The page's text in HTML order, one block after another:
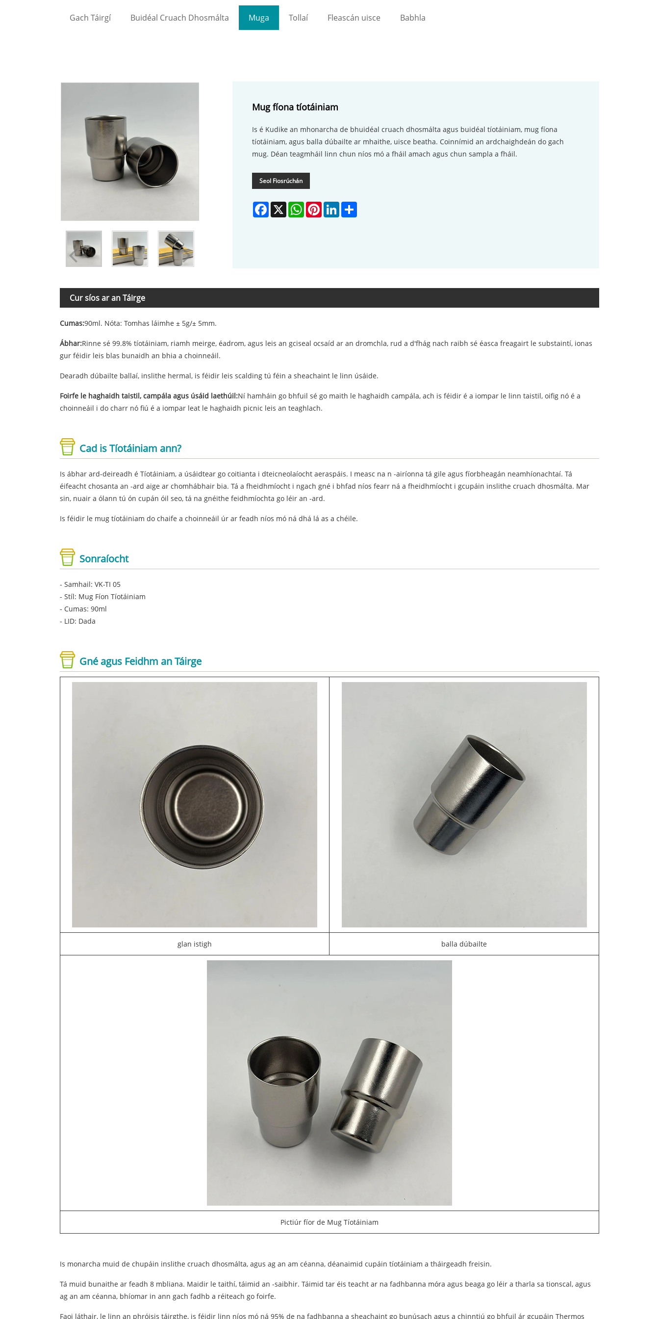
Gach Táirgí Buidéal Cruach Dhosmálta Muga Tollaí Fleascán uisce Babhla
Mug fíona tíotáiniam
Is é Kudike an mhonarcha de bhuidéal cruach dhosmálta agus buidéal tíotáiniam, mug fíona
tíotáiniam, agus balla dúbailte ar mhaithe, uisce beatha. Coinnímid an ardchaighdeán do gach
mug. Déan teagmháil linn chun níos mó a fháil amach agus chun sampla a fháil.
Seol Fiosrúchán
Facebook
X WhatsAppPinterestLinkedIn
Cur síos ar an Táirge
Cumas:90ml. Nóta: Tomhas láimhe ± 5g/± 5mm.
Ábhar:Rinne sé 99.8% tíotáiniam, riamh meirge, éadrom, agus leis an gciseal ocsaíd ar an dromchla, rud a d'fhág nach raibh sé éasca freagairt le substaintí, ionas
gur féidir leis blas bunaidh an bhia a choinneáil.
Dearadh dúbailte ballaí, inslithe hermal, is féidir leis scalding tú féin a sheachaint le linn úsáide.
Foirfe le haghaidh taistil, campála agus úsáid laethúil:Ní hamháin go bhfuil sé go maith le haghaidh campála, ach is féidir é a iompar le linn taistil, oifig nó é a
choinneáil i do charr nó fiú é a iompar leat le haghaidh picnic leis an teaghlach.
Cad is Tíotáiniam ann?
Is ábhar ard-deireadh é Tíotáiniam, a úsáidtear go coitianta i dteicneolaíocht aeraspáis. I measc na n -airíonna tá gile agus fíorbheagán neamhíonachtaí. Tá
éifeacht chosanta an -ard aige ar chomhábhair bia. Tá a fheidhmíocht i ngach gné i bhfad níos fearr ná a fheidhmíocht i gcupáin inslithe cruach dhosmálta. Mar
sin, nuair a ólann tú ón cupán óil seo, tá na gnéithe feidhmíochta go léir an -ard.
Is féidir le mug tíotáiniam do chaife a choinneáil úr ar feadh níos mó ná dhá lá as a chéile.
Sonraíocht
- Samhail: VK-TI 05
- Stíl: Mug Fíon Tíotáiniam
- Cumas: 90ml
- LID: Dada
Gné agus Feidhm an Táirge
glan istigh balla dúbailte
Pictiúr fíor de Mug Tíotáiniam
Is monarcha muid de chupáin inslithe cruach dhosmálta, agus ag an am céanna, déanaimid cupáin tíotáiniam a tháirgeadh freisin.
Tá muid bunaithe ar feadh 8 mbliana. Maidir le taithí, táimid an -saibhir. Táimid tar éis teacht ar na fadhbanna móra agus beaga go léir a tharla sa tionscal, agus
ag an am céanna, bhíomar in ann gach fadhb a réiteach go foirfe.
Faoi láthair, le linn an phróisis táirgthe, is féidir linn níos mó ná 95% de na fadhbanna a sheachaint go bunúsach agus a chinntiú go bhfuil ár gcupáin Thermos